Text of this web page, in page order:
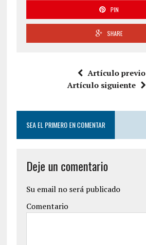
PIN
SHARE
Artículo previo
Artículo siguiente
SEA EL PRIMERO EN COMENTAR
Deje un comentario
Su email no será publicado
Comentario